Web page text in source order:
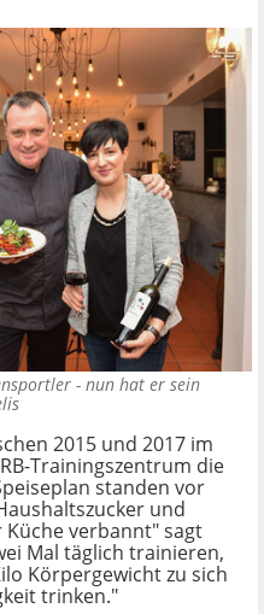
- nun hat er sein
2015 und 2017 im
Trainingszentrum die
standen vor
und
Küche verbannt" sagt
Mal täglich trainieren,
Körpergewicht zu sich
trinken."